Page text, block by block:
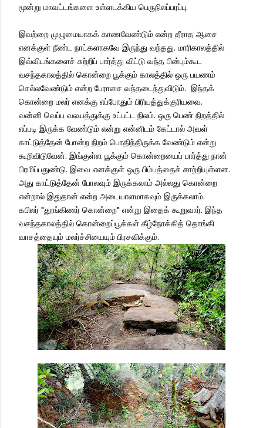
மூன்று மாவட்டங்களை உள்ளடக்கிய பெருநிலப்பரப்பு.
இவற்றை முழுமையாகக் காணவேண்டும் என்ற தீராத ஆசை
எனக்குள் நீண்ட நாட்களாகவே இருந்து வந்தது. மாரிகாலத்தில்
இவ்விடங்களைச் சுற்றிப் பார்த்து விட்டு வந்த பின்பும்கூட
வசந்தகாலத்தில் கொன்றை பூக்கும் காலத்தில் ஒரு பயணம்
செல்லவேண்டும் என்ற பேராசை வந்தடைந்துவிடும். இந்தக்
கொன்றை மலர் எனக்கு எப்போதும் பிரியத்துக்குரியவை.
வன்னி வெப்ப வலயத்துக்கு உட்பட்ட நிலம். ஒரு பெண் நிறத்தில்
எப்படி இருக்க வேண்டும் என்று என்னிடம் கேட்டால் அவள்
காட்டுத்தேன் போன்ற நிறம் பொதிந்திருக்க வேண்டும் என்று
கூறிவிடுவேன். இங்குள்ள பூக்கும் கொன்றையைப் பார்த்து நான்
பிரமிப்பதுண்டு. இவை எனக்குள் ஒரு பிம்பத்தைச் சாற்றியுள்ளன.
அது காட்டுத்தேன் போலவும் இருக்கலாம் அல்லது கொன்றை
என்றால் இதுதான் என்ற அடையாளமாகவும் இருக்கலாம்.
கபிலர் "தூங்கிணர் கொன்றை" என்று இதைக் கூறுவார். இந்த
வசந்தகாலத்தில் கொன்றைப்பூக்கள் கீழ்நோக்கித் தொங்கி
வாசத்தையும் மலர்ச்சியையும் பிரசவிக்கும்.